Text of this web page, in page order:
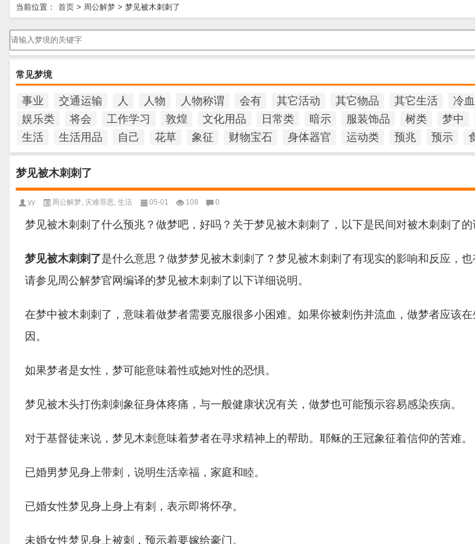
当前位置： 首页 > 周公解梦 > 梦见被木刺刺了
请输入梦境的关键字
常见梦境
事业 交通运输 人 人物 人物称谓 会有 其它活动 其它物品 其它生活 冷
娱乐类
将会 工作学习 敦煌 文化用品 日常类 暗示 服装饰品 树类 梦中
生活
生活用品 自己 花草 象征 财物宝石 身体器官 运动类 预兆 预示
梦见被木刺刺了
yy 周公解梦, 灾难罪恶, 生活 05-01 108 0
梦见被木刺刺了什么预兆？做梦吧，好吗？关于梦见被木刺刺了，以下是民间对被木刺刺了的
梦见被木刺刺了是什么意思？做梦梦见被木刺刺了？梦见被木刺刺了有现实的影响和反应，也
请参见周公解梦官网编译的梦见被木刺刺了以下详细说明。
在梦中被木刺刺了，意味着做梦者需要克服很多小困难。如果你被刺伤并流血，做梦者应该
因。
如果梦者是女性，梦可能意味着性或她对性的恐惧。
梦见被木头打伤刺刺象征身体疼痛，与一般健康状况有关，做梦也可能预示容易感染疾病。
对于基督徒来说，梦见木刺意味着梦者在寻求精神上的帮助。耶稣的王冠象征着信仰的苦难。
已婚男梦见身上带刺，说明生活幸福，家庭和睦。
已婚女性梦见身上身上有刺，表示即将怀孕。
未婚女性梦见身上被刺，预示着要嫁给豪门。